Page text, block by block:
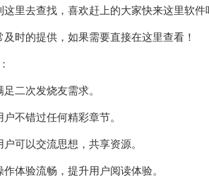
这里去查找，喜欢赶上的大家快来这里软件
时的提供，如果需要直接在这里查看！
二次发烧友需求。
不错过任何精彩章节。
可以交流思想，共享资源。
体验流畅，提升用户阅读体验。